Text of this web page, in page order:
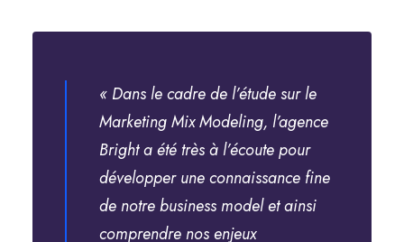
« Dans le cadre de l’étude sur le
Marketing Mix Modeling, l’agence
Bright a été très à l’écoute pour
développer une connaissance fine
de notre business model et ainsi
comprendre nos enjeux